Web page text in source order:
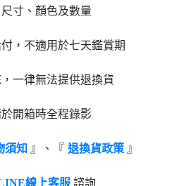
寸、顏色及數量
，不適用於七天鑑賞期
一律無法提供退換貨
開箱時全程錄影
須知 』、『 退換貨政策 』
線上客服 諮詢